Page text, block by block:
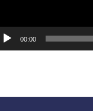
00:00